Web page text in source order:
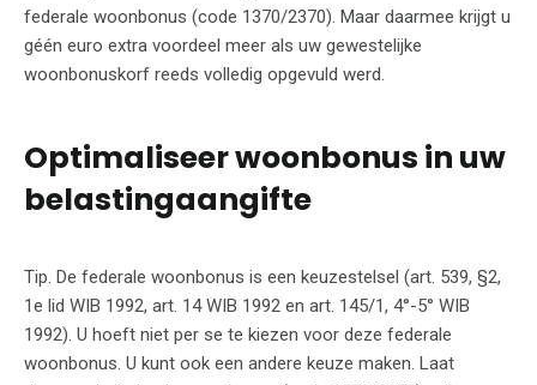
federale woonbonus (code 1370/2370). Maar daarmee krijgt u
géén euro extra voordeel meer als uw gewestelijke
woonbonuskorf reeds volledig opgevuld werd.
Optimaliseer woonbonus in uw
belastingaangifte
Tip. De federale woonbonus is een keuzestelsel (art. 539, §2,
1e lid WIB 1992, art. 14 WIB 1992 en art. 145/1, 4°-5° WIB
1992). U hoeft niet per se te kiezen voor deze federale
woonbonus. U kunt ook een andere keuze maken. Laat